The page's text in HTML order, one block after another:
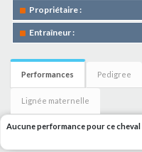
Propriétaire :
Entraîneur :
Performances Pedigree
Lignée maternelle
Aucune performance pour ce cheval